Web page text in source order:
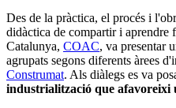
Des de la pràctica, el procés i
didàctica de compartir i aprendre
Catalunya, COAC, va presentar
agrupats segons diferents àrees
Construmat. Als diàlegs es va
industrialització que afavoreixi